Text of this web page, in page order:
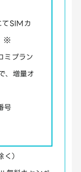
SIMカ
※
ミプラン
、増量オ
号
）